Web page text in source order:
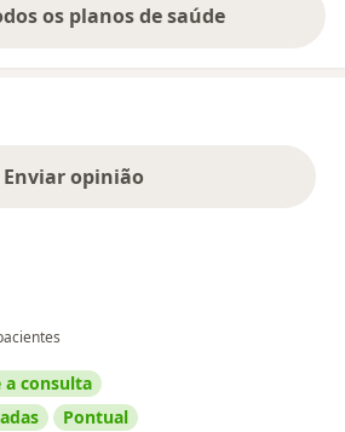
os planos de saúde
Enviar opinião
consulta
Pontual